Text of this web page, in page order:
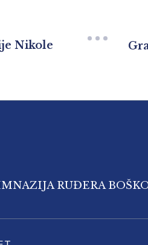
Nikole
RUĐERA